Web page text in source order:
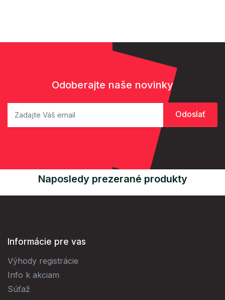
Odoberajte naše novinky
Naposledy prezerané produkty
Informácie pre vas
Výhody registrácie
Info k akciam
Súťaž